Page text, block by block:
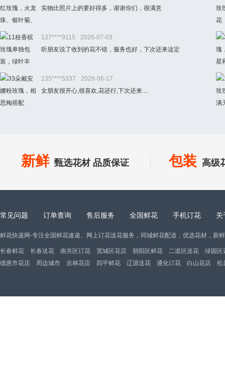
实物比照片上的要好得多，谢谢你们，很满意
137****9115
2026-07-03
听朋友说了收到的花不错，服务也好，下次还来这定
135****5337
2026-06-17
女朋友很开心,很喜欢,花还行,下次还来....
新鲜 甄选花材 品质保证 包装 高级
常见问题 订单查询 售后服务 全国鲜花 手机订花 关
鲜花快递网-专注全国鲜花速递、网上订花送花服务，同城鲜花配送，优选花材，新
长春鲜花 长春送花 南关区订花 宽城区花店 朝阳区鲜花 二道区送花
绿园区
德惠市花店
周边城市 吉林花店 四平鲜花 辽源送花 通化订花 白山花店 松